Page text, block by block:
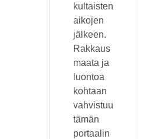
kultaisten
aikojen
jälkeen.
Rakkaus
maata ja
luontoa
kohtaan
vahvistuu
tämän
portaalin